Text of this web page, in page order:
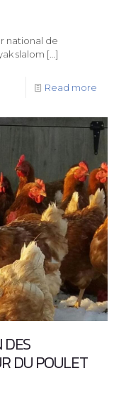
national de
slalom […]
Read more
DES
DU POULET